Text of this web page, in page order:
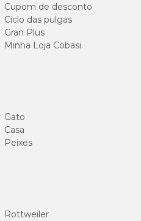
Cupom de desconto
Ciclo das pulgas
Gran Plus
Minha Loja Cobasi
Gato
Casa
Peixes
Rottweiler